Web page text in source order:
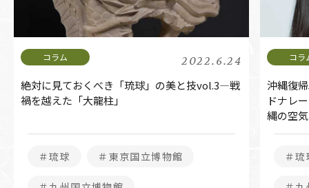
2022.6.24
絶対に見ておくべき「琉球」の美と技vol.3―戦
禍を越えた「大龍柱」
＃琉球 ＃東京国立博物館
沖縄復
ドナレ
縄の空
＃琉